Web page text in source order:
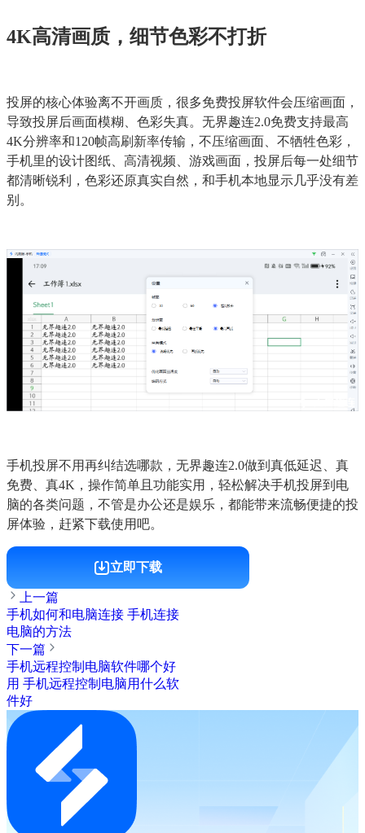
4K高清画质，细节色彩不打折
投屏的核心体验离不开画质，很多免费投屏软件会压缩画面，
导致投屏后画面模糊、色彩失真。无界趣连2.0免费支持最高
4K分辨率和120帧高刷新率传输，不压缩画面、不牺牲色彩，
手机里的设计图纸、高清视频、游戏画面，投屏后每一处细节
都清晰锐利，色彩还原真实自然，和手机本地显示几乎没有差
别。
手机投屏不用再纠结选哪款，无界趣连2.0做到真低延迟、真
免费、真4K，操作简单且功能实用，轻松解决手机投屏到电
脑的各类问题，不管是办公还是娱乐，都能带来流畅便捷的投
屏体验，赶紧下载使用吧。
立即下载
上一篇
手机如何和电脑连接 手机连接
电脑的方法
下一篇
手机远程控制电脑软件哪个好
用 手机远程控制电脑用什么软
件好